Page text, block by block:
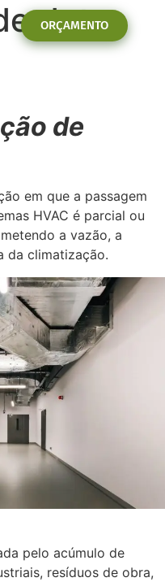
ORÇAMENTO
dutos
de
em que a passagem
HVAC é parcial ou
a vazão, a
da climatização.
pelo acúmulo de
resíduos de obra,